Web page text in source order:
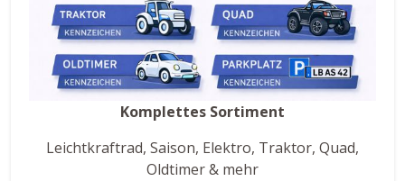
Komplettes Sortiment
Leichtkraftrad, Saison, Elektro, Traktor, Quad,
Oldtimer & mehr